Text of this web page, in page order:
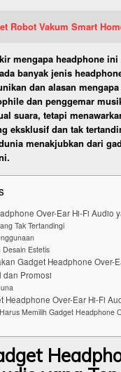
Robot Vakum Smart
mengapa headphone
banyak jenis
dan alasan
dan penggemar
suara, tetapi
eksklusif dan tak
menakjubkan dari
Over-Ear Hi-Fi Audio
Tak Tertandingi
Desain Estetis
Gadget Headphone Over-
dan Promosi
Headphone Over-Ear Hi-Fi
Memilih Gadget Headphone